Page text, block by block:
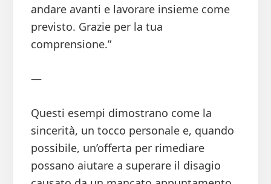
andare avanti e lavorare insieme come
previsto. Grazie per la tua
comprensione.”
—
Questi esempi dimostrano come la
sincerità, un tocco personale e, quando
possibile, un’offerta per rimediare
possano aiutare a superare il disagio